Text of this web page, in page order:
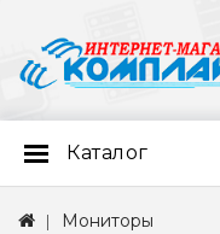
Каталог
Мониторы